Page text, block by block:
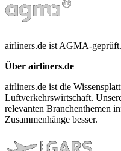
airliners.de ist AGMA-geprüft.
Über airliners.de
airliners.de ist die
Luftverkehrswirtschaft.
relevanten Branchenthemen
Zusammenhänge besser.